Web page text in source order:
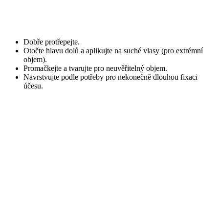
Dobře protřepejte.
Otočte hlavu dolů a aplikujte na suché vlasy (pro extrémní
objem).
Promačkejte a tvarujte pro neuvěřitelný objem.
Navrstvujte podle potřeby pro nekonečně dlouhou fixaci
účesu.